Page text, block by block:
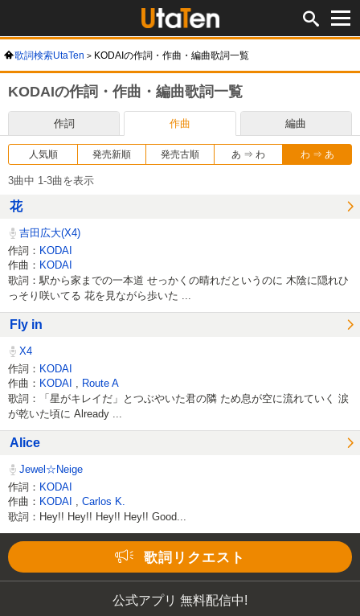
歌詞検索UtaTen KODAIの作詞・作曲・編曲歌詞一覧
KODAIの作詞・作曲・編曲歌詞一覧
作詞 作曲 編曲
人気順 発売新順 発売古順 あ ⇒ わ わ ⇒ あ
3曲中 1-3曲を表示
花
吉田広大(X4)
作詞： KODAI
作曲： KODAI
歌詞：駅から家までの一本道 せっかくの晴れだというのに 木陰に隠れひ
っそり咲いてる 花を見ながら歩いた ...
Fly in
X4
作詞： KODAI
作曲： KODAI Route A
歌詞：「星がキレイだ」とつぶやいた君の隣 ため息が空に流れていく 涙
が乾いた頃に Already ...
Alice
Jewel☆Neige
作詞： KODAI
作曲： KODAI Carlos K.
歌詞：Hey!! Hey!! Hey!! Hey!! Good...
Unmute /
Loaded:
59.41%
歌詞リクエスト
公式アプリ 無料配信中!